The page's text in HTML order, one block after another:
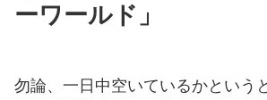
ーワールド」
勿論、一日中空いているかという